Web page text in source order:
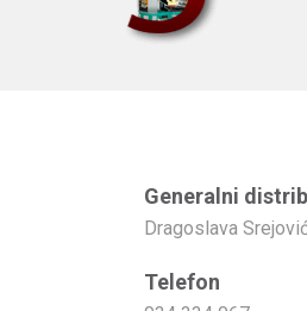
Generalni
Dragoslava
Telefon